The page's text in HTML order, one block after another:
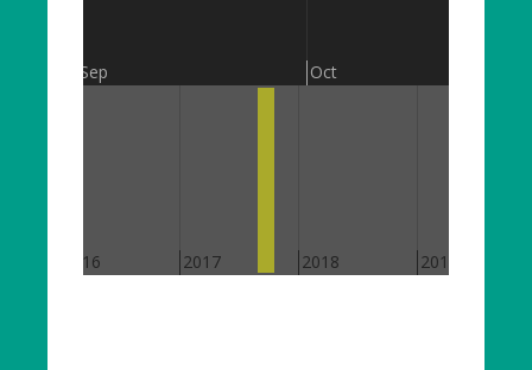
Sep Oct
2016 2017 2018 2019